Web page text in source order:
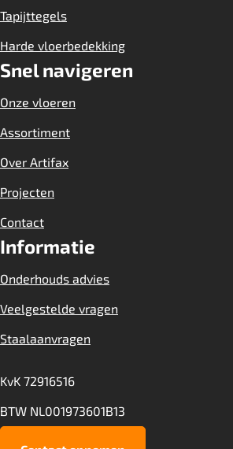
Tapijttegels
Harde vloerbedekking
Snel navigeren
Onze vloeren
Assortiment
Over Artifax
Projecten
Contact
Informatie
Onderhouds advies
Veelgestelde vragen
Staalaanvragen
KvK 72916516
BTW NL001973601B13